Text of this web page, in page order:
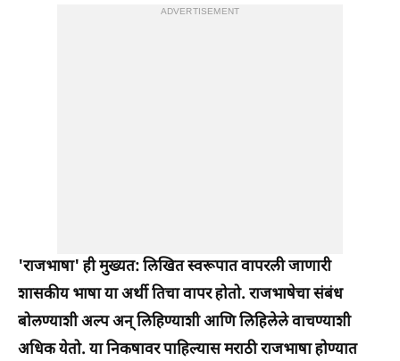
ADVERTISEMENT
'राजभाषा' ही मुख्यत: लिखित स्वरूपात वापरली जाणारी
शासकीय भाषा या अर्थी तिचा वापर होतो. राजभाषेचा संबंध
बोलण्याशी अल्प अन् लिहिण्याशी आणि लिहिलेले वाचण्याशी
अधिक येतो. या निकषावर पाहिल्यास मराठी राजभाषा होण्यात